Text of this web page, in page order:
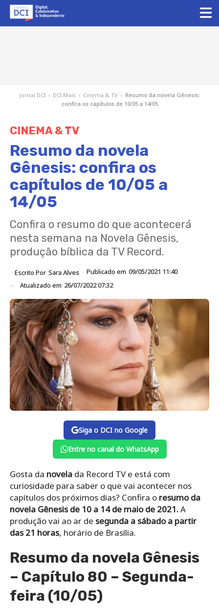
Jornal DCI › DCI Mais › Cinema & TV › Resumo da novela Gênesis:
confira os capítulos de 10/05 a 14/05
CINEMA & TV
Resumo da novela
Gênesis: confira os
capítulos de 10/05 a
14/05
Confira o resumo do que acontecerá
nesta semana na Novela Gênesis,
produção bíblica da TV Record.
Escrito Por Sara Alves Publicado em 09/05/2021 11:40
Atualizado em 26/07/2022 07:32
Siga o DCI no Google
Entre no canal do WhatsApp
Gosta da novela da Record TV e está com
curiosidade para saber o que vai acontecer nos
capítulos dos próximos dias? Confira o resumo da
novela Gênesis de 10 a 14 de maio de 2021.A
produção vai ao ar de segunda a sábado a partir
das 21 horas, horário de Brasília.
Resumo da novela Gênesis
– Capítulo 80 – Segunda-
feira (10/05)